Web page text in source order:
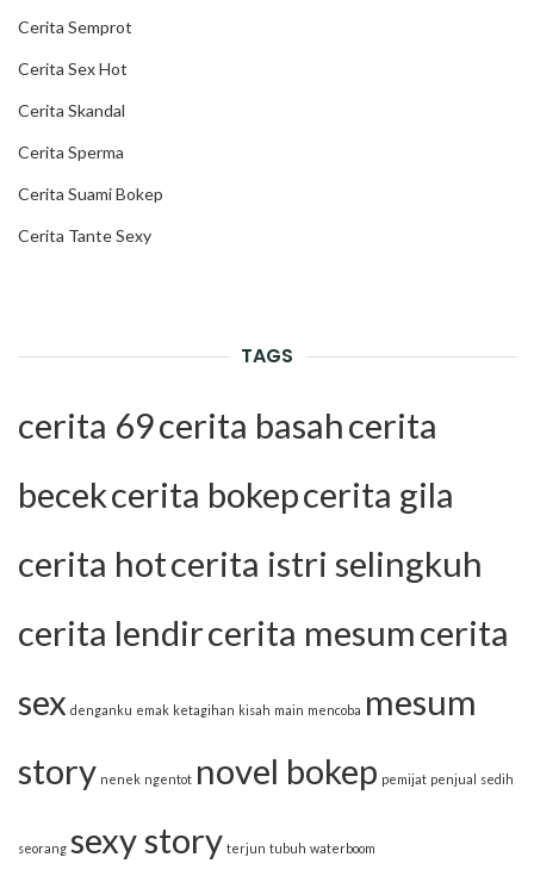
Cerita Semprot
Cerita Sex Hot
Cerita Skandal
Cerita Sperma
Cerita Suami Bokep
Cerita Tante Sexy
TAGS
cerita 69cerita basahcerita
becekcerita bokepcerita gila
cerita hotcerita istri selingkuh
cerita lendircerita mesumcerita
sex denganku emak ketagihan kisah main mencoba mesum
story nenek ngentot novel bokep pemijat penjual sedih
seorang sexy story terjun tubuh waterboom